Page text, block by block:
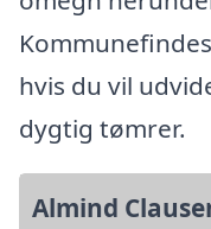
hvis du vil
dygtig tømrer.
Almind